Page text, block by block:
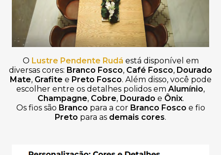
O Lustre Pendente Rudá está disponível em
diversas cores: Branco Fosco, Café Fosco, Dourado
Mate, Grafite e Preto Fosco. Além disso, você pode
escolher entre os detalhes polidos em Alumínio,
Champagne,Cobre, Dourado e Ônix.
Os fios são Branco para a cor Branco Fosco e fio
Preto para as demais cores.